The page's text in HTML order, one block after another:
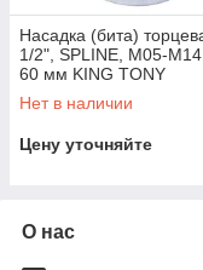
Насадка (бита)
1/2", SPLINE, M05-
60 мм KING TONY
Нет в наличии
Цену уточняйте
О нас